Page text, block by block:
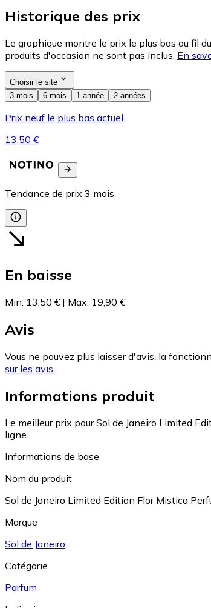
Historique des prix
Le graphique montre le prix le plus bas au fil
produits d'occasion ne sont pas inclus. En
Choisir le site
3 mois
6 mois 1 année 2 années
Prix neuf le plus bas actuel
13,50 €
Tendance de prix 3 mois
En baisse
Min: 13,50 € | Max: 19,90 €
Avis
Vous ne pouvez plus laisser d'avis, la
sur les avis.
Informations produit
Le meilleur prix pour Sol de Janeiro Limited
ligne.
Informations de base
Nom du produit
Sol de Janeiro Limited Edition Flor Mistica
Marque
Sol de Janeiro
Catégorie
Parfum